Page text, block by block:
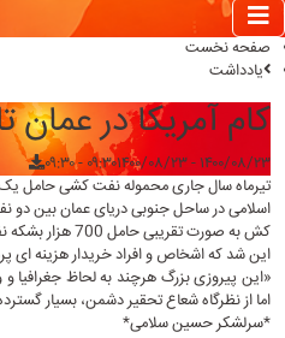
صفحه نخست
یادداشت
کام آمریکا در
۱۴۰۰/۰۸/۲۳ - ۰۹:۳۰ ۱۴۰۰/۰۸/۲۳ - ۰۹:۳۰
تیرماه سال جاری محموله نفت کشی حامل
اسلامی در ساحل جنوبی دریای عمان بین
کش به صورت
این شد که اشخاص و افراد خریدار هزینه ای
«این پیروزی بزرگ هرچند به لحاظ
اما از نظرگاه شعاع تحقیر دشمن، بسیار
*سرلشکر حسین سلامی*